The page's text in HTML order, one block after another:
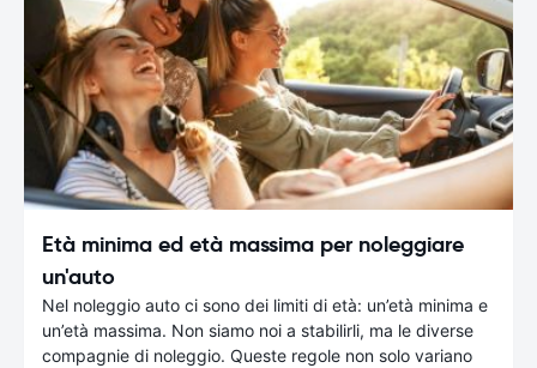
Età minima ed età massima per noleggiare
un'auto
Nel noleggio auto ci sono dei limiti di età: un’età minima e
un’età massima. Non siamo noi a stabilirli, ma le diverse
compagnie di noleggio. Queste regole non solo variano